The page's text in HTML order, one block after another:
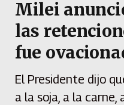
Milei
las
fue
El Presidente dijo
a la soja, a la carne,